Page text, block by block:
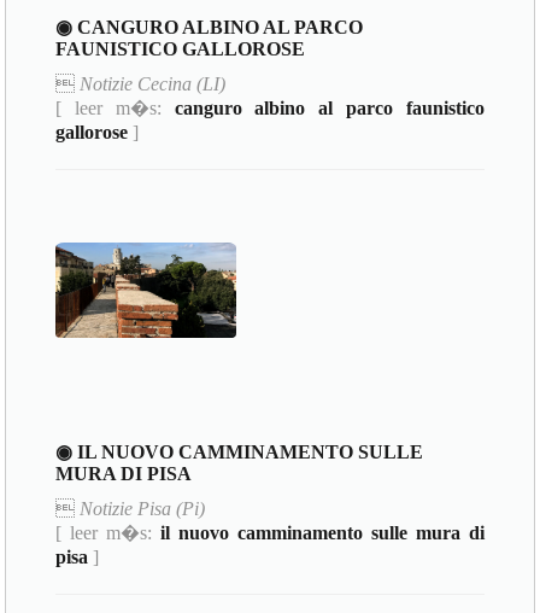
◉ CANGURO ALBINO AL PARCO
FAUNISTICO GALLOROSE
 Notizie Cecina (LI)
[ leer m�s: canguro albino al parco faunistico
gallorose ]
◉ IL NUOVO CAMMINAMENTO SULLE
MURA DI PISA
 Notizie Pisa (Pi)
[ leer m�s:il nuovo camminamento sulle mura di
pisa ]